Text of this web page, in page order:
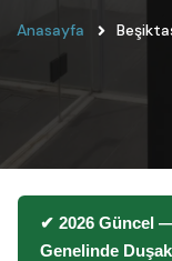
Anasayfa
✔ 2026 Güncel
Genelinde